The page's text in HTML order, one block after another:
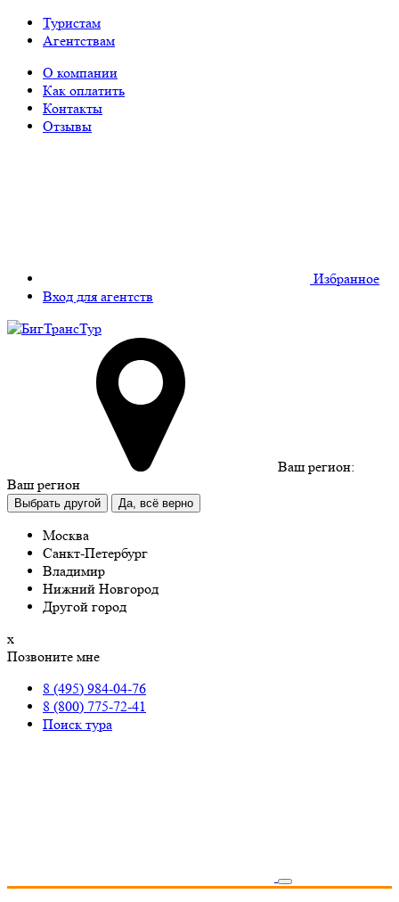
Туристам
Агентствам
О компании
Как оплатить
Контакты
Отзывы
Избранное
Вход для агентств
Ваш регион:
Ваш регион
Выбрать другой Да, всё верно
Москва
Санкт-Петербург
Владимир
Нижний Новгород
Другой город
х
Позвоните мне
8 (495) 984-04-76
8 (800) 775-72-41
Поиск тура